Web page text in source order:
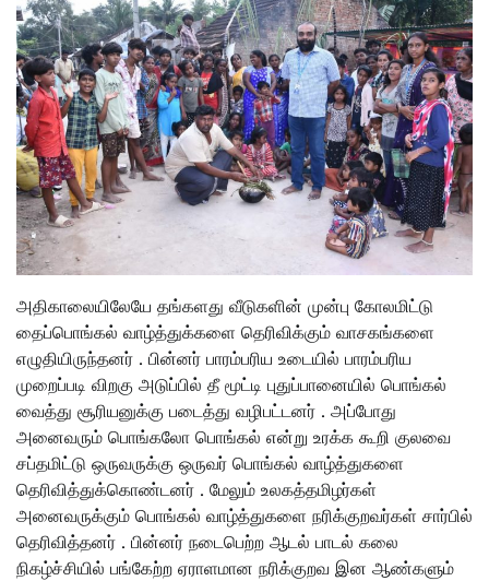
அதிகாலையிலேயே தங்களது வீடுகளின் முன்பு கோலமிட்டு
தைப்பொங்கல் வாழ்த்துக்களை தெரிவிக்கும் வாசகங்களை
எழுதியிருந்தனர் . பின்னர் பாரம்பரிய உடையில் பாரம்பரிய
முறைப்படி விறகு அடுப்பில் தீ மூட்டி புதுப்பானையில் பொங்கல்
வைத்து சூரியனுக்கு படைத்து வழிபட்டனர் . அப்போது
அனைவரும் பொங்கலோ பொங்கல் என்று உரக்க கூறி குலவை
சப்தமிட்டு ஒருவருக்கு ஒருவர் பொங்கல் வாழ்த்துகளை
தெரிவித்துக்கொண்டனர் . மேலும் உலகத்தமிழர்கள்
அனைவருக்கும் பொங்கல் வாழ்த்துகளை நரிக்குறவர்கள் சார்பில்
தெரிவித்தனர் . பின்னர் நடைபெற்ற ஆடல் பாடல் கலை
நிகழ்ச்சியில் பங்கேற்ற ஏராளமான நரிக்குறவ இன ஆண்களும்